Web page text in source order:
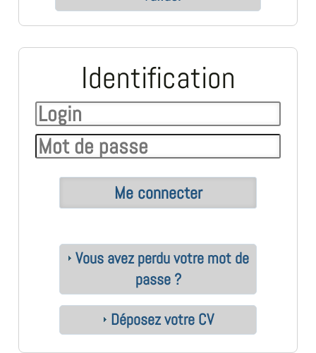
Identification
Vous avez perdu votre mot de
passe ?
Déposez votre CV